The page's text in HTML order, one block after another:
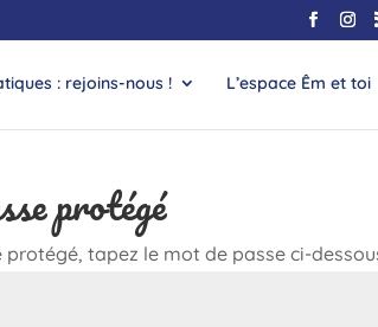
: rejoins-nous ! L’espace Êm et toi
protégé
protégé, tapez le mot de passe ci-